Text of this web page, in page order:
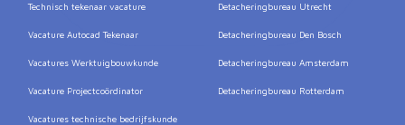
Technisch tekenaar vacature
Vacature Autocad Tekenaar
Vacatures Werktuigbouwkunde
Vacature Projectcoördinator
Vacatures technische bedrijfskunde
Detacheringbureau Utrecht
Detacheringbureau Den Bosch
Detacheringbureau Amsterdam
Detacheringbureau Rotterdam